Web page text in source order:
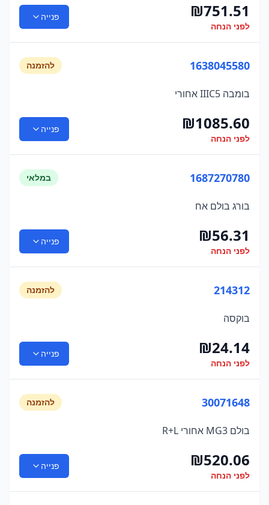
₪751.51
לפני הנחה
פנייה
1638045580 להזמנה
בומבה IIIC5 אחורי
₪1085.60
לפני הנחה
פנייה
1687270780 במלאי
בורג בולם אח
₪56.31
לפני הנחה
פנייה
214312 להזמנה
בוקסה
₪24.14
לפני הנחה
פנייה
30071648 להזמנה
בולם MG3 אחורי R+L
₪520.06
לפני הנחה
פנייה